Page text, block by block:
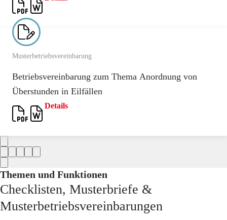
Musterbetriebsvereinbarung
Betriebsvereinbarung zum Thema Anordnung von
Überstunden in Eilfällen
Details
Themen und Funktionen
Checklisten, Musterbriefe &
Musterbetriebsvereinbarungen